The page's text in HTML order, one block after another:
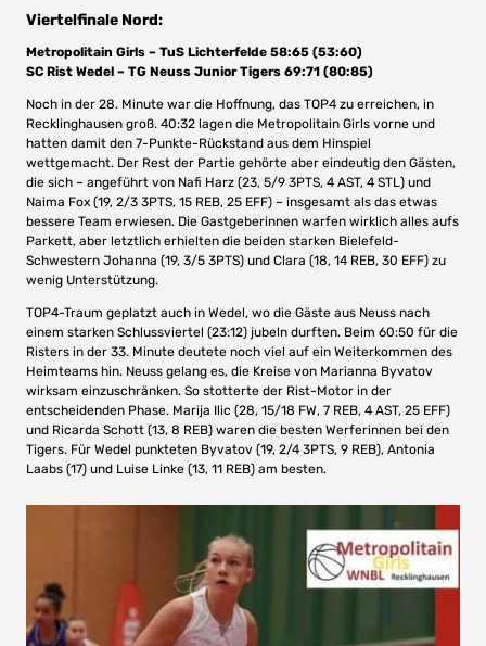
Viertelfinale Nord:
Metropolitain Girls – TuS Lichterfelde 58:65 (53:60)
SC Rist Wedel – TG Neuss Junior Tigers 69:71 (80:85)
Noch in der 28. Minute war die Hoffnung, das TOP4 zu erreichen, in
Recklinghausen groß. 40:32 lagen die Metropolitain Girls vorne und
hatten damit den 7-Punkte-Rückstand aus dem Hinspiel
wettgemacht. Der Rest der Partie gehörte aber eindeutig den Gästen,
die sich – angeführt von Nafi Harz (23, 5/9 3PTS, 4 AST, 4 STL) und
Naima Fox (19, 2/3 3PTS, 15 REB, 25 EFF) – insgesamt als das etwas
bessere Team erwiesen. Die Gastgeberinnen warfen wirklich alles aufs
Parkett, aber letztlich erhielten die beiden starken Bielefeld-
Schwestern Johanna (19, 3/5 3PTS) und Clara (18, 14 REB, 30 EFF) zu
wenig Unterstützung.
TOP4-Traum geplatzt auch in Wedel, wo die Gäste aus Neuss nach
einem starken Schlussviertel (23:12) jubeln durften. Beim 60:50 für die
Risters in der 33. Minute deutete noch viel auf ein Weiterkommen des
Heimteams hin. Neuss gelang es, die Kreise von Marianna Byvatov
wirksam einzuschränken. So stotterte der Rist-Motor in der
entscheidenden Phase. Marija Ilic (28, 15/18 FW, 7 REB, 4 AST, 25 EFF)
und Ricarda Schott (13, 8 REB) waren die besten Werferinnen bei den
Tigers. Für Wedel punkteten Byvatov (19, 2/4 3PTS, 9 REB), Antonia
Laabs (17) und Luise Linke (13, 11 REB) am besten.